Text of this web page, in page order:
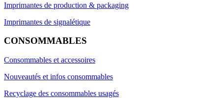
Imprimantes de production & packaging
Imprimantes de signalétique
CONSOMMABLES
Consommables et accessoires
Nouveautés et infos consommables
Recyclage des consommables usagés